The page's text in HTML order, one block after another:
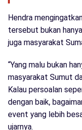
Hendra
tersebut bukan
juga masyarakat
“Yang malu bukan
masyarakat Sumut
Kalau persoalan
dengan baik,
event yang lebih
ujarnya.